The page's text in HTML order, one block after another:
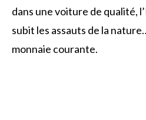
dans une voiture de qualité,
subit les assauts de la
monnaie courante.